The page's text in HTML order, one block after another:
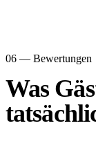
06 — Bewertungen
Was